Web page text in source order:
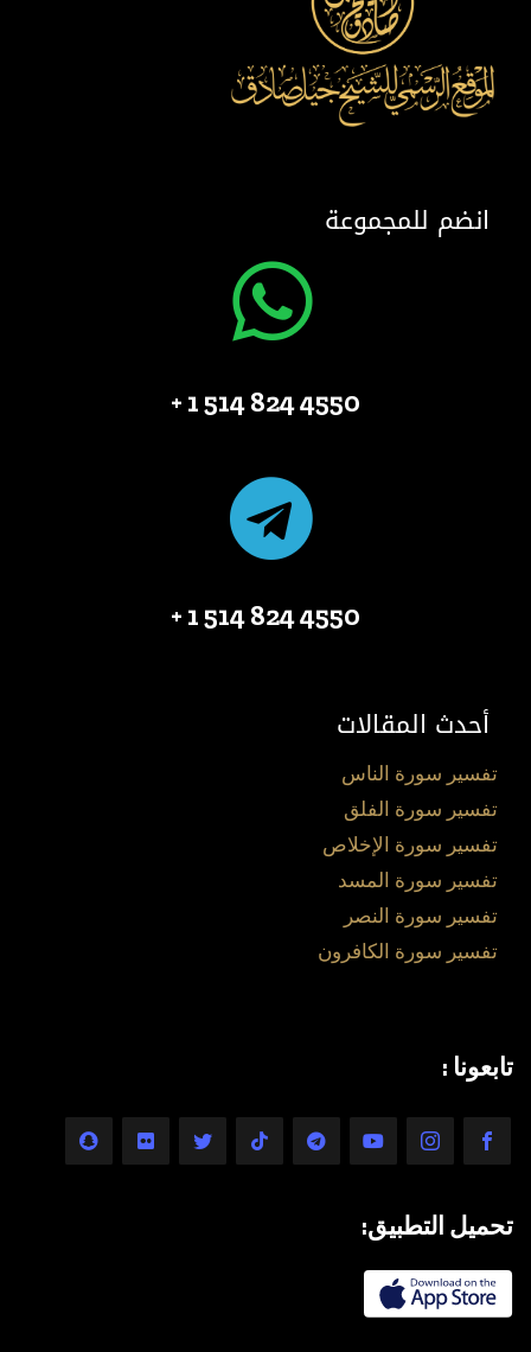
انضم للمجموعة
4550 824 514 1 +
4550 824 514 1 +
أحدث المقالات
تفسير سورة الناس
تفسير سورة الفلق
تفسير سورة الإخلاص
تفسير سورة المسد
تفسير سورة النصر
تفسير سورة الكافرون
تابعونا :
تحميل التطبيق: